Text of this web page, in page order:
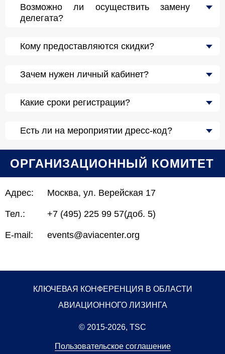
Возможно ли осуществить замену
делегата?
Кому предоставляются скидки?
Зачем нужен личный кабинет?
Какие сроки регистрации?
Есть ли на мероприятии дресс-код?
ОРГАНИЗАЦИОННЫЙ КОМИТЕТ
Адрес: Москва, ул. Верейская 17
Тел.: +7 (495) 225 99 57(доб. 5)
E-mail: events@aviacenter.org
КЛЮЧЕВАЯ КОНФЕРЕНЦИЯ В ОБЛАСТИ
АВИАЦИОННОГО ЛИЗИНГА
© 2015-2026, TSC
Пользовательское соглашение